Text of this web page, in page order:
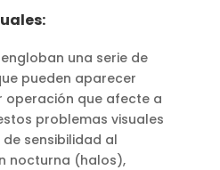
una serie de
pueden aparecer
operación que afecte a
problemas visuales
sensibilidad al
nocturna (halos),